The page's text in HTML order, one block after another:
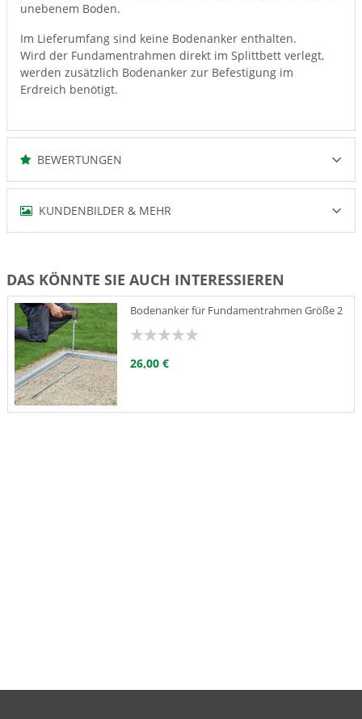
unebenem Boden.
Im Lieferumfang sind keine Bodenanker enthalten.
Wird der Fundamentrahmen direkt im Splittbett verlegt,
werden zusätzlich Bodenanker zur Befestigung im
Erdreich benötigt.
BEWERTUNGEN
KUNDENBILDER & MEHR
DAS KÖNNTE SIE AUCH INTERESSIEREN
Bodenanker für Fundamentrahmen Größe 2
26,00 €